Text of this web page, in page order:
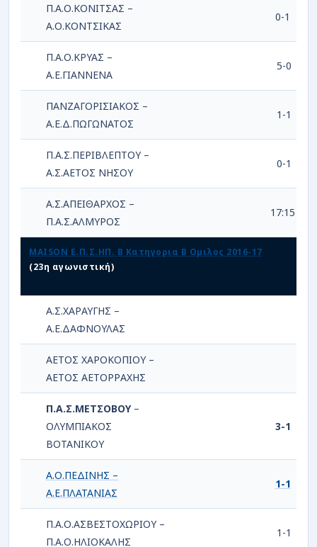
Π.Α.Ο.ΚΟΝΙΤΣΑΣ –
Α.Ο.ΚΟΝΤΣΙΚΑΣ
0-1
Π.Α.Ο.ΚΡΥΑΣ –
Α.Ε.ΓΙΑΝΝΕΝΑ
5-0
ΠΑΝΖΑΓΟΡΙΣΙΑΚΟΣ –
Α.Ε.Δ.ΠΩΓΩΝΑΤΟΣ
1-1
Π.Α.Σ.ΠΕΡΙΒΛΕΠΤΟΥ –
Α.Σ.ΑΕΤΟΣ ΝΗΣΟΥ
0-1
Α.Σ.ΑΠΕΙΘΑΡΧΟΣ –
Π.Α.Σ.ΑΛΜΥΡΟΣ
17:15
MAISON Ε.Π.Σ.ΗΠ. Β Κατηγορια Β Ομιλος 2016-17
(23η αγωνιστική)
Α.Σ.ΧΑΡΑΥΓΗΣ –
Α.Ε.ΔΑΦΝΟΥΛΑΣ
ΑΕΤΟΣ ΧΑΡΟΚΟΠΙΟΥ –
ΑΕΤΟΣ ΑΕΤΟΡΡΑΧΗΣ
Π.Α.Σ.ΜΕΤΣΟΒΟΥ–
ΟΛΥΜΠΙΑΚΟΣ
ΒΟΤΑΝΙΚΟΥ
3-1
Α.Ο.ΠΕΔΙΝΗΣ –
Α.Ε.ΠΛΑΤΑΝΙΑΣ
1-1
Π.Α.Ο.ΑΣΒΕΣΤΟΧΩΡΙΟΥ –
Π.Α.Ο.ΗΛΙΟΚΑΛΗΣ
1-1